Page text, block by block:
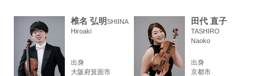
椎名 弘明SHIINA
Hiroaki
出身
大阪府箕面市
田代 直子
TASHIRO
Naoko
出身
京都市